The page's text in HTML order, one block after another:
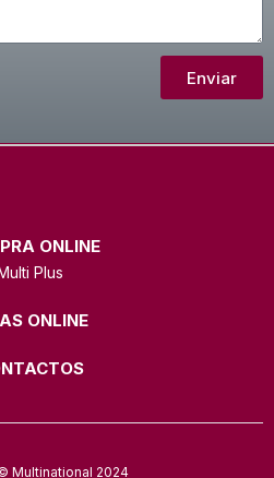
Enviar
ONLINE
Plus
ONLINE
Multinational 2024